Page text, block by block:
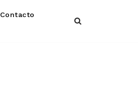
Contacto